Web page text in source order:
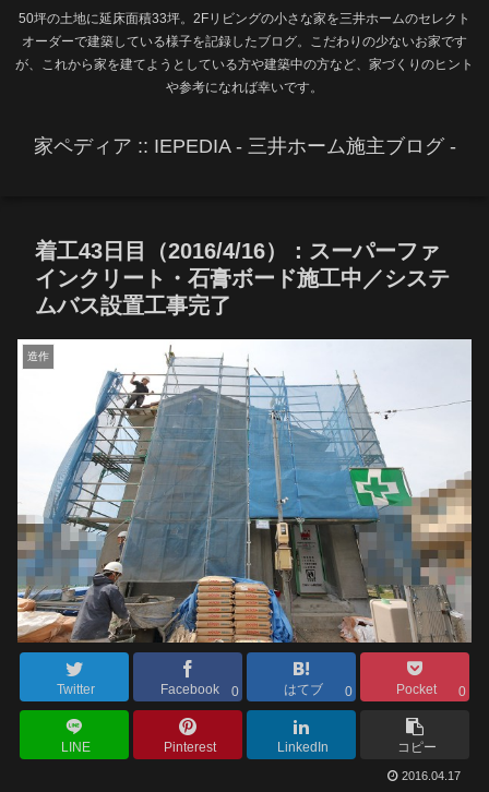
50坪の土地に延床面積33坪。2Fリビングの小さな家を三井ホームのセレクト
オーダーで建築している様子を記録したブログ。こだわりの少ないお家です
が、これから家を建てようとしている方や建築中の方など、家づくりのヒント
や参考になれば幸いです。
家ペディア :: IEPEDIA - 三井ホーム施主ブログ -
着工43日目（2016/4/16）：スーパーファ
インクリート・石膏ボード施工中／システ
ムバス設置工事完了
造作
Twitter Facebook 0 はてブ 0 Pocket 0
LINE Pinterest LinkedIn コピー
2016.04.17